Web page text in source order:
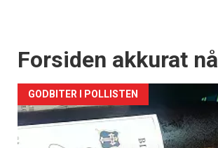
Forsiden akkurat nå
GODBITER I POLLISTEN